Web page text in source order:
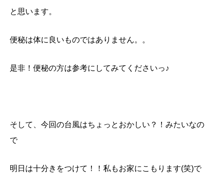
と思います。
便秘は体に良いものではありません。。
是非！便秘の方は参考にしてみてくださいっ♪
そして、今回の台風はちょっとおかしい？！みたいなの
で
明日は十分きをつけて！！私もお家にこもります(笑)で